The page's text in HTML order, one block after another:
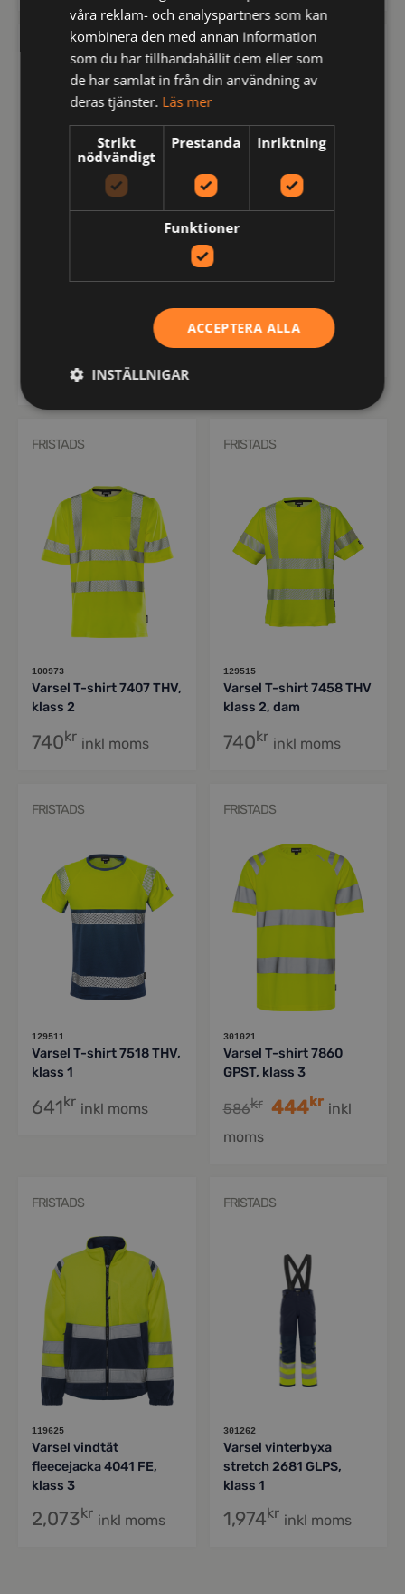
moms
FRISTADS
641 inkl moms
FRISTADS
100973
Varsel T-shirt 7407 THV,
klass 2
740kr inkl moms
FRISTADS
129515
Varsel T-shirt 7458 THV
klass 2, dam
740kr inkl moms
FRISTADS
129511
Varsel T-shirt 7518 THV,
klass 1
641kr inkl moms
FRISTADS
301021
Varsel T-shirt 7860
GPST, klass 3
586kr 444kr inkl
moms
FRISTADS
119625
Varsel vindtät
fleecejacka 4041 FE,
klass 3
2,073kr inkl moms
FRISTADS
301262
Varsel vinterbyxa
stretch 2681 GLPS,
klass 1
1,974kr inkl moms
våra reklam- och analyspartners som kan
kombinera den med annan information
som du har tillhandahållit dem eller som
de har samlat in från din användning av
deras tjänster. Läs mer
Strikt
nödvändigt
Prestanda Inriktning
Funktioner
ACCEPTERA ALLA
INSTÄLLNIGAR